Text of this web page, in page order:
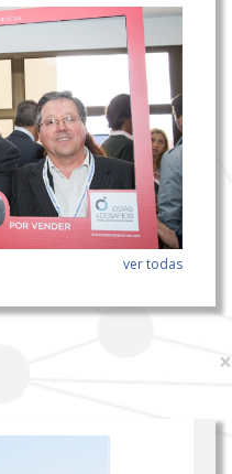
ver todas
×